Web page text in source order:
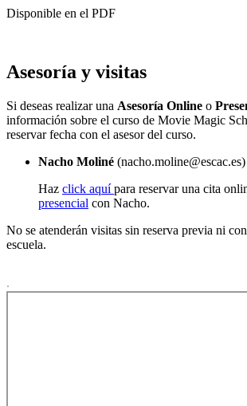
Disponible en el PDF
Asesoría y visitas
Si deseas realizar una Asesoría Online o
información sobre el curso de Movie Magic
reservar fecha con el asesor del curso.
Nacho Moliné (nacho.moline@escac.es)
Haz click aquípara reservar una cita
presencial con Nacho.
No se atenderán visitas sin reserva previa ni
escuela.